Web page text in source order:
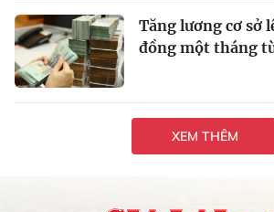
Tăng lương cơ sở
đồng một tháng
XEM THÊM